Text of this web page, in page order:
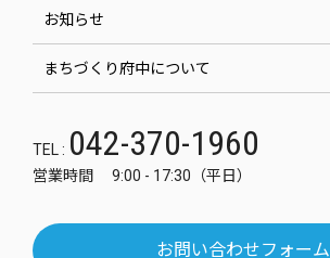
お知らせ
まちづくり府中について
TEL : 042-370-1960
営業時間 9:00 - 17:30（平日）
お問い合わせフォーム